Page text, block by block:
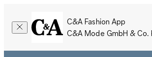
C&A Fashion App
C&A Mode GmbH & Co.